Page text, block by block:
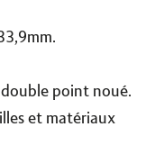
point noué.
et matériaux